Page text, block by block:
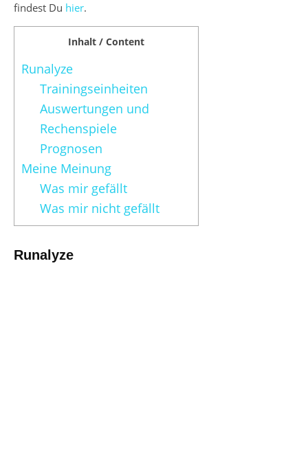
findest Du hier.
Inhalt / Content
Runalyze
Trainingseinheiten
Auswertungen und
Rechenspiele
Prognosen
Meine Meinung
Was mir gefällt
Was mir nicht gefällt
Runalyze